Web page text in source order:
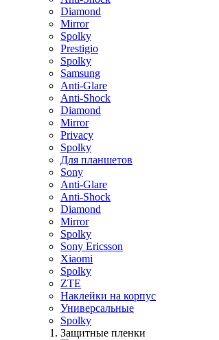
Diamond
Mirror
Spolky
Prestigio
Spolky
Samsung
Anti-Glare
Anti-Shock
Diamond
Mirror
Privacy
Spolky
Для планшетов
Sony
Anti-Glare
Anti-Shock
Diamond
Mirror
Spolky
Sony Ericsson
Xiaomi
Spolky
ZTE
Наклейки на корпус
Универсальные
Spolky
Защитные пленки